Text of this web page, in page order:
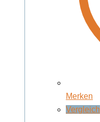
Merken
Vergleich